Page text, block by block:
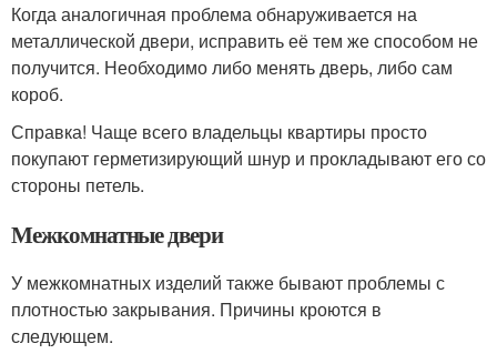
Когда аналогичная проблема обнаруживается на
металлической двери, исправить её тем же способом не
получится. Необходимо либо менять дверь, либо сам
короб.
Справка! Чаще всего владельцы квартиры просто
покупают герметизирующий шнур и прокладывают его со
стороны петель.
Межкомнатные двери
У межкомнатных изделий также бывают проблемы с
плотностью закрывания. Причины кроются в
следующем.